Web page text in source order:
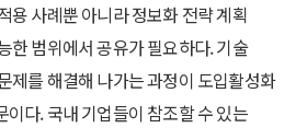
용 사례뿐 아니라 정보화 전략 계획
한 범위에서 공유가 필요하다. 기술
제를 해결해 나가는 과정이 도입활성화
다. 국내 기업들이 참조할 수 있는